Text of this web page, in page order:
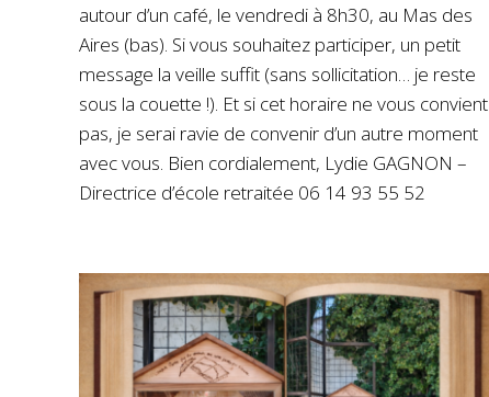
autour d’un café, le vendredi à 8h30, au Mas des
Aires (bas). Si vous souhaitez participer, un petit
message la veille suffit (sans sollicitation… je reste
sous la couette !). Et si cet horaire ne vous convient
pas, je serai ravie de convenir d’un autre moment
avec vous. Bien cordialement, Lydie GAGNON –
Directrice d’école retraitée 06 14 93 55 52